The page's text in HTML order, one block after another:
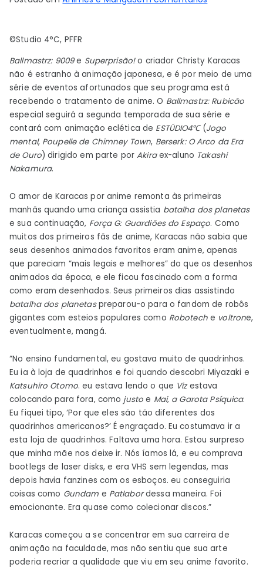
se
tornou
um
anime
com
o
criador
Christy
©Studio 4°C, PFFR
Ballmastrz: 9009e Superprisão!o criador Christy Karacas
não é estranho à animação japonesa, e é por meio de uma
série de eventos afortunados que seu programa está
recebendo o tratamento de anime. O Ballmastrz: Rubicão
especial seguirá a segunda temporada de sua série e
contará com animação eclética de ESTÚDIO4℃(Jogo
mental, Poupelle de Chimney Town, Berserk: O Arco da Era
de Ouro) dirigido em parte porAkiraex-aluno Takashi
Nakamura.
O amor de Karacas por anime remonta às primeiras
manhãs quando uma criança assistia batalha dos planetas
e sua continuação, Força G: Guardiões do Espaço. Como
muitos dos primeiros fãs de anime, Karacas não sabia que
seus desenhos animados favoritos eram anime, apenas
que pareciam “mais legais e melhores” do que os desenhos
animados da época, e ele ficou fascinado com a forma
como eram desenhados. Seus primeiros dias assistindo
batalha dos planetaspreparou-o para o fandom de robôs
gigantes com esteios populares como Roboteche voltrone,
eventualmente, mangá.
“No ensino fundamental, eu gostava muito de quadrinhos.
Eu ia à loja de quadrinhos e foi quando descobri Miyazaki e
Katsuhiro Otomo. eu estava lendo o que Vizestava
colocando para fora, como justo e Mai, a Garota Psíquica.
Eu fiquei tipo, ‘Por que eles são tão diferentes dos
quadrinhos americanos?’ É engraçado. Eu costumava ir a
esta loja de quadrinhos. Faltava uma hora. Estou surpreso
que minha mãe nos deixe ir. Nós íamos lá, e eu comprava
bootlegs de laser disks, e era VHS sem legendas, mas
depois havia fanzines com os esboços. eu conseguiria
coisas como Gundam e Patlabordessa maneira. Foi
emocionante. Era quase como colecionar discos.”
Karacas começou a se concentrar em sua carreira de
animação na faculdade, mas não sentiu que sua arte
poderia recriar a qualidade que viu em seu anime favorito.